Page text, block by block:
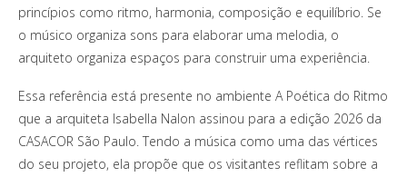
princípios como ritmo, harmonia, composição e equilíbrio. Se
o músico organiza sons para elaborar uma melodia, o
arquiteto organiza espaços para construir uma experiência.
Essa referência está presente no ambiente A Poética do Ritmo
que a arquiteta Isabella Nalon assinou para a edição 2026 da
CASACOR São Paulo. Tendo a música como uma das vértices
do seu projeto, ela propõe que os visitantes reflitam sobre a